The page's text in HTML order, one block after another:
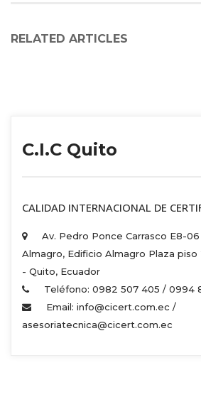
RELATED ARTICLES
C.I.C Quito
CALIDAD INTERNACIONAL DE
Av. Pedro Ponce Carrasco E8-
Almagro, Edificio Almagro Plaza piso
- Quito, Ecuador
Teléfono: 0982 507 405 / 0994
Email: info@cicert.com.ec /
asesoriatecnica@cicert.com.ec